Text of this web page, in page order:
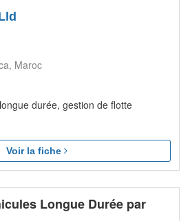
Maroc
durée, gestion de flotte
Voir la fiche
Longue Durée par